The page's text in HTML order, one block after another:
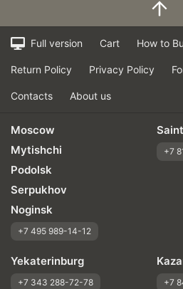
Full version Cart How to
Return Policy Privacy Policy
Contacts About us
Moscow
Mytishchi
Podolsk
Serpukhov
Noginsk
+7 495 989-14-12
+7
Yekaterinburg
+7 343 288-72-78 +7